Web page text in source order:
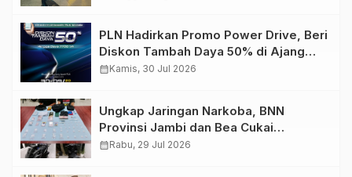
PLN Hadirkan Promo Power Drive, Beri
Diskon Tambah Daya 50% di Ajang
GIIAS 2026
calendar_monthKamis, 30 Jul 2026
Ungkap Jaringan Narkoba, BNN
Provinsi Jambi dan Bea Cukai
Amankan Sembilan Pelaku beserta
calendar_monthRabu, 29 Jul 2026